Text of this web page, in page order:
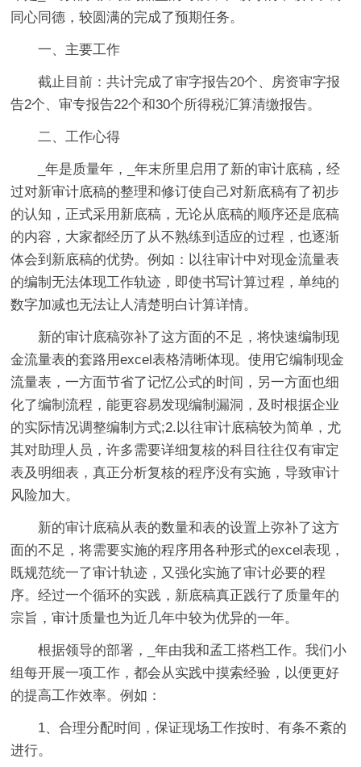
同心同德，较圆满的完成了预期任务。
一、主要工作
截止目前：共计完成了审字报告20个、房资审字报
告2个、审专报告22个和30个所得税汇算清缴报告。
二、工作心得
_年是质量年，_年末所里启用了新的审计底稿，经
过对新审计底稿的整理和修订使自己对新底稿有了初步
的认知，正式采用新底稿，无论从底稿的顺序还是底稿
的内容，大家都经历了从不熟练到适应的过程，也逐渐
体会到新底稿的优势。例如：以往审计中对现金流量表
的编制无法体现工作轨迹，即使书写计算过程，单纯的
数字加减也无法让人清楚明白计算详情。
新的审计底稿弥补了这方面的不足，将快速编制现
金流量表的套路用excel表格清晰体现。使用它编制现金
流量表，一方面节省了记忆公式的时间，另一方面也细
化了编制流程，能更容易发现编制漏洞，及时根据企业
的实际情况调整编制方式;2.以往审计底稿较为简单，尤
其对助理人员，许多需要详细复核的科目往往仅有审定
表及明细表，真正分析复核的程序没有实施，导致审计
风险加大。
新的审计底稿从表的数量和表的设置上弥补了这方
面的不足，将需要实施的程序用各种形式的excel表现，
既规范统一了审计轨迹，又强化实施了审计必要的程
序。经过一个循环的实践，新底稿真正践行了质量年的
宗旨，审计质量也为近几年中较为优异的一年。
根据领导的部署，_年由我和孟工搭档工作。我们小
组每开展一项工作，都会从实践中摸索经验，以便更好
的提高工作效率。例如：
1、合理分配时间，保证现场工作按时、有条不紊的
进行。